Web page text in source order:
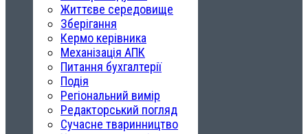
Життєве середовище
Зберігання
Кермо керівника
Механізація АПК
Питання бухгалтерії
Подія
Регіональний вимір
Редакторський погляд
Сучасне тваринництво